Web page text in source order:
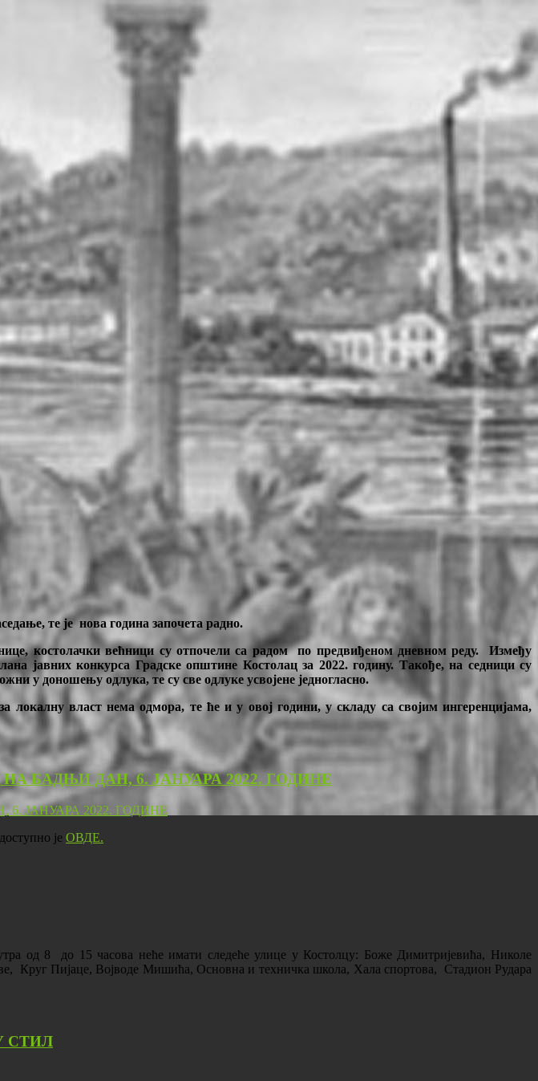
те је нова година започета радно.
костолачки већници су отпочели са радом по предвиђеном дневном реду. Између
јавних конкурса Градске општине Костолац за 2022. годину. Такође, на седници су
у доношењу одлука, те су све одлуке усвојене једногласно.
власт нема одмора, те ће и у овој години, у складу са својим ингеренцијама,
БАДЊИ ДАН, 6. ЈАНУАРА 2022. ГОДИНЕ
је ОВДЕ.
од 8 до 15 часова неће имати следеће улице у Костолцу: Боже Димитријевића, Николе
Круг Пијаце, Војводе Мишића, Основна и техничка школа, Хала спортова, Стадион Рудара
СТИЛ